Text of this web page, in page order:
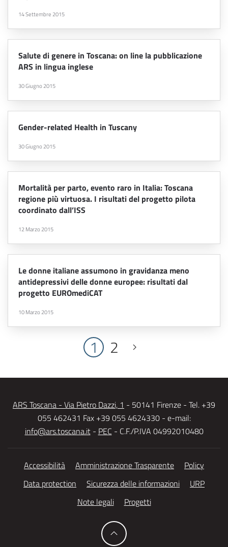
14 Settembre 2015
Salute di genere in Toscana: on line la pubblicazione
ARS in lingua inglese
30 Giugno 2015
Gender-related Health in Tuscany
30 Giugno 2015
Mortalità per parto, evento raro in Italia: Toscana
regione più virtuosa. I risultati del progetto pilota
coordinato dall’ISS
12 Marzo 2015
Le donne italiane assumono in gravidanza meno
antidepressivi delle donne europee: risultati dal
progetto EUROmediCAT
10 Marzo 2015
1 2
ARS Toscana - Via Pietro Dazzi, 1 - 50141 Firenze - Tel. +39
055 462431 Fax +39 055 4624330 - e-mail:
info@ars.toscana.it- PEC - C.F./P.IVA 04992010480
Accessibilità Amministrazione Trasparente
Policy
Data protection
Sicurezza delle informazioni
URP
Note legali
Progetti